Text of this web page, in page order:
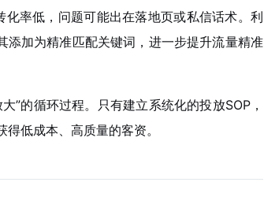
率低，问题可能出在落地页或私信话术。利
添加为精准匹配关键词，进一步提升流量精准
”的循环过程。只有建立系统化的投放SOP，
低成本、高质量的客资。